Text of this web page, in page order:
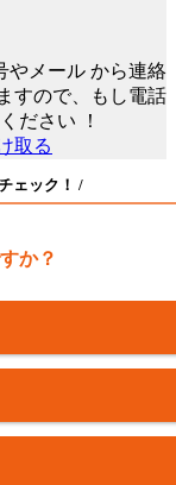
やメール から連絡
すので、もし電話
ださい ！
ェック！ /
か？